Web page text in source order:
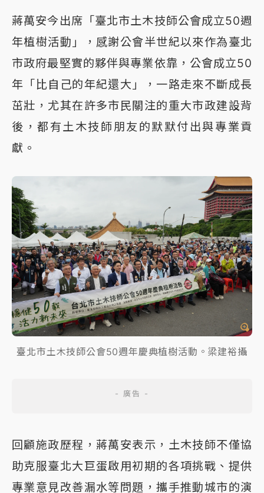
蔣萬安今出席「臺北市土木技師公會成立50週
年植樹活動」，感謝公會半世紀以來作為臺北
市政府最堅實的夥伴與專業依靠，公會成立50
年「比自己的年紀還大」，一路走來不斷成長
茁壯，尤其在許多市民關注的重大市政建設背
後，都有土木技師朋友的默默付出與專業貢
獻。
臺北市土木技師公會50週年慶典植樹活動。梁建裕攝
回顧施政歷程，蔣萬安表示，土木技師不僅協
助克服臺北大巨蛋啟用初期的各項挑戰、提供
專業意見改善漏水等問題，攜手推動城市的演